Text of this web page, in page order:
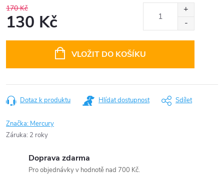
170 Kč
130 Kč
VLOŽIT DO KOŠÍKU
Dotaz k produktu Hlídat dostupnost Sdílet
Značka: Mercury
Záruka: 2 roky
Doprava zdarma
Pro objednávky v hodnotě nad 700 Kč.